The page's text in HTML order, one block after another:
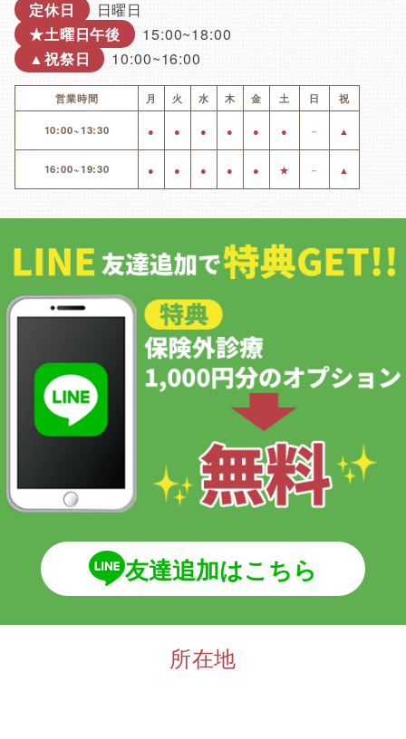
定休日
日曜日
★土曜日午後
15:00~18:00
▲祝祭日
10:00~16:00
営業時間 月 火 水 木 金 土 日 祝
10:00~13:30 ● ● ● ● ● ● － ▲
16:00~19:30 ● ● ● ● ● ★ － ▲
友達追加はこちら
所在地